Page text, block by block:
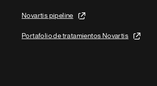
Novartis pipeline
Portafolio de tratamientos Novartis